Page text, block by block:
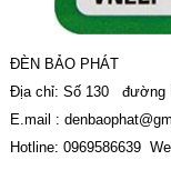
ĐÈN BẢO PHÁT
Địa chỉ: Số 130 đường
E.mail :
Hotline: 0969586639